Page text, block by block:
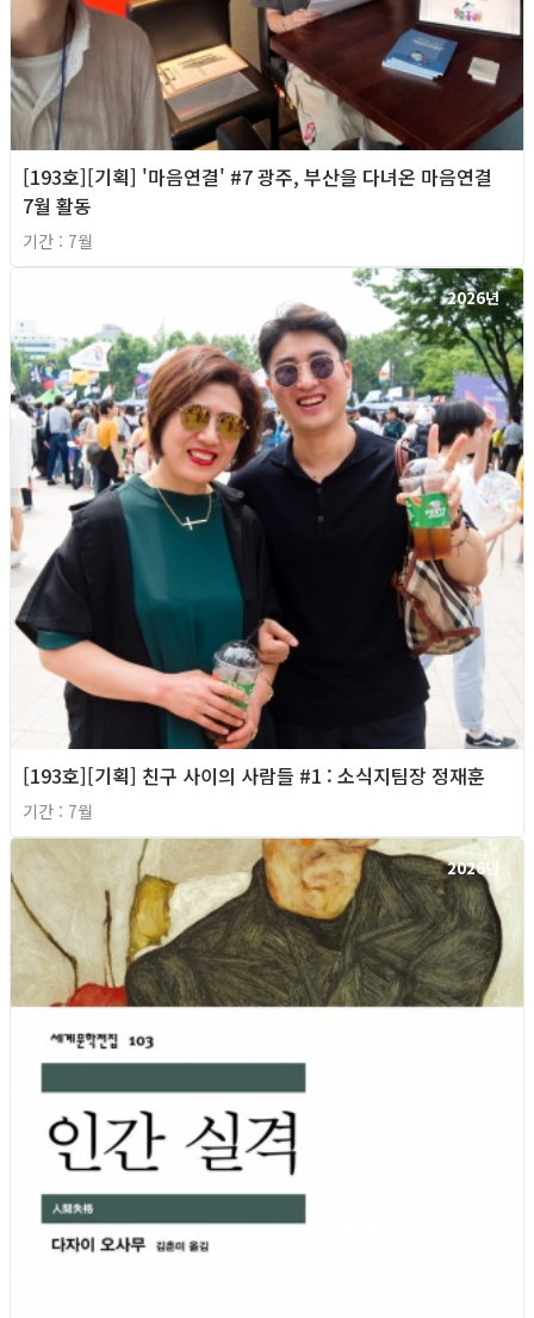
[193호][기획] '마음연결' #7 광주, 부산을 다녀온 마음연결
7월 활동
기간 : 7월
2026년
[193호][기획] 친구 사이의 사람들 #1 : 소식지팀장 정재훈
기간 : 7월
2026년